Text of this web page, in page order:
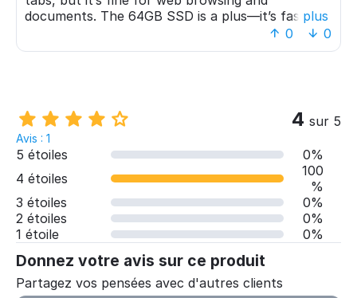
documents. The 64GB SSD is a plus—it’s faster
than HDD laptops. The 720p camera is basic, but
it works for video calls. Overall, a good cheap
plus
0
0
4 sur 5
Avis : 1
5 étoiles
0%
4 étoiles
100
%
3 étoiles
0%
2 étoiles
0%
1 étoile
0%
Donnez votre avis sur ce produit
Partagez vos pensées avec d'autres clients